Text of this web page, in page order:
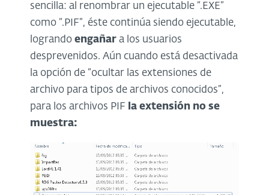
sencilla: al renombrar un ejecutable “.EXE”
como “.PIF”, éste continúa siendo ejecutable,
logrando engañar a los usuarios
desprevenidos. Aún cuando está desactivada
la opción de “ocultar las extensiones de
archivo para tipos de archivos conocidos”,
para los archivos PIF la extensión no se
muestra: